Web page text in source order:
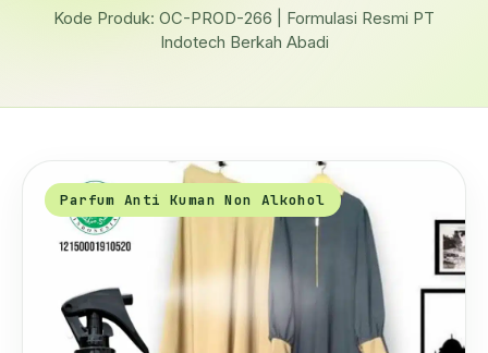
Kode Produk: OC-PROD-266 | Formulasi Resmi PT
Indotech Berkah Abadi
Parfum Anti Kuman Non Alkohol